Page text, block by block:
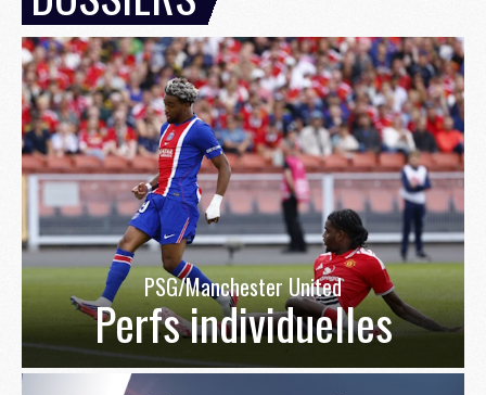
PSG/Manchester United
Perfs individuelles